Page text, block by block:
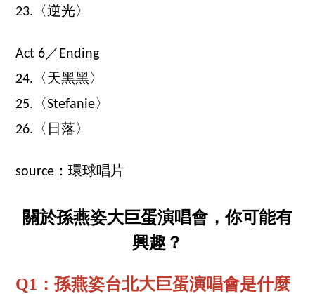
23.〈逆光〉
Act 6／Ending
24.〈天黑黑〉
25.〈Stefanie〉
26.〈日落〉
source：環球唱片
關於孫燕姿大巨蛋演唱會，你可能有
興趣？
Q1：孫燕姿台北大巨蛋演唱會是什麼